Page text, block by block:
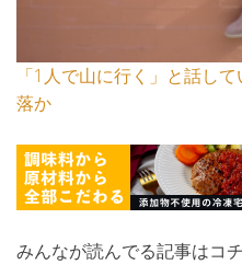
「1人で山に行く」と話し
落か
みんなが読んでる記事はコ